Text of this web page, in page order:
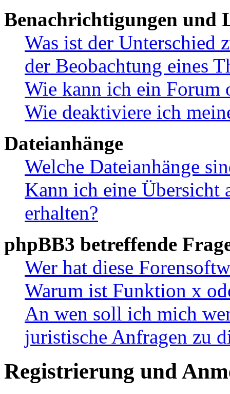
Benachrichtigungen und
Was ist der Unterschied
der Beobachtung eines
Wie kann ich ein Forum
Wie deaktiviere ich
Dateianhänge
Welche Dateianhänge
Kann ich eine Übersicht
erhalten?
phpBB3 betreffende
Wer hat diese
Warum ist Funktion x
An wen soll ich mich
juristische Anfragen zu
Registrierung und